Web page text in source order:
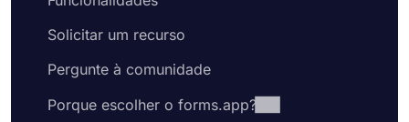
Solicitar um recurso
Pergunte à comunidade
Porque escolher o forms.app?